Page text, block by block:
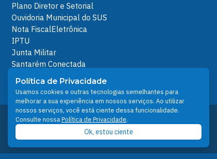
Plano Diretor e Setorial
Ouvidoria Municipal do SUS
Nota FiscalEletrônica
IPTU
Junta Militar
Santarém Conectada
Política de Privacidade
People illustrations by Storyset
Desenvolvido pelo Núcleo Técnico de Gestão de
Tecnologia da Informação - NTI
Prefeitura de Santarém © 2026
Política de Privacidade
Usamos cookies e outras tecnologias semelhantes para
melhorar a sua experiência em nossos serviços. Ao utilizar
nossos serviços, você está ciente dessa funcionalidade.
Consulte nossaPolítica de Privacidade.
Ok, estou ciente